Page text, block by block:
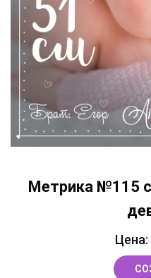
Метрика №115
Цена: